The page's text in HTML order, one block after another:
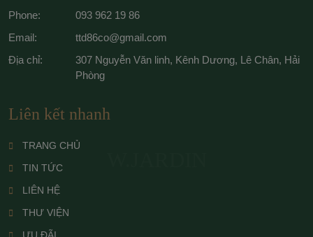
Phone:
093 962 19 86
Email:
ttd86co@gmail.com
Địa chỉ:
307 Nguyễn Văn linh, Kênh Dương, Lê Chân, Hải
Phòng
Liên kết nhanh
TRANG CHỦ
TIN TỨC
LIÊN HỆ
THƯ VIỆN